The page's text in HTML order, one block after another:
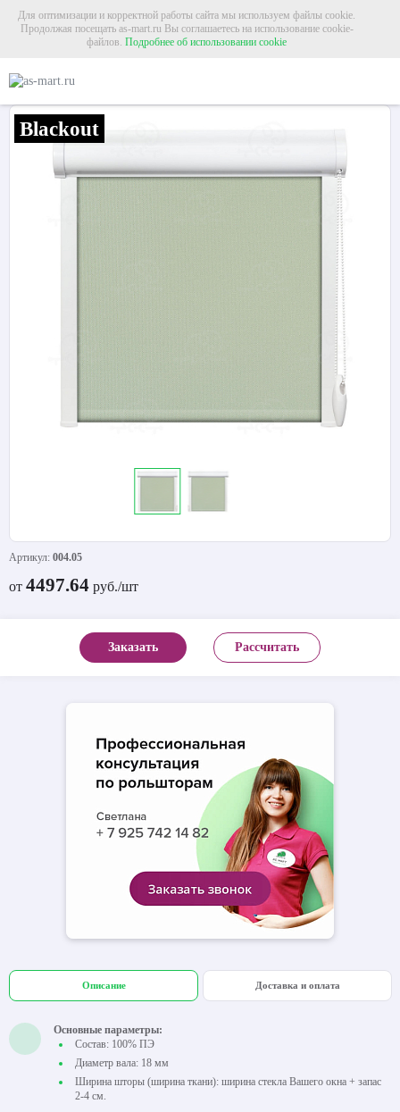
Для оптимизации и корректной работы сайта мы используем файлы cookie.
Продолжая посещать as-mart.ru Вы соглашаетесь на использование cookie-
файлов. Подробнее об использовании cookie
Рулонная штора «Мадагаскар» Ментоловый
Blackout
Артикул: 004.05
от 4497.64 руб./шт
Заказать Рассчитать
Описание Доставка и оплата
Основные параметры:
Состав: 100% ПЭ
Диаметр вала: 18 мм
Ширина шторы (ширина ткани): ширина стекла Вашего окна + запас
2-4 см.